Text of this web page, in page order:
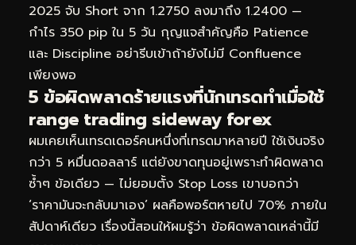
2025 จับ Short จาก 1.2750 ลงมาถึง 1.2400 —
กำไร 350 pip ใน 5 วัน กุญแจสำคัญคือ Patience
และ Discipline อย่ารีบเข้าถ้ายังไม่มี Confluence
เพียงพอ
5 ข้อผิดพลาดร้ายแรงที่นักเทรดทำเมื่อใช้
range trading sideway forex
ผมเคยเห็นเทรดเดอร์คนหนึ่งที่เทรดมาหลายปี ใช้เงินจริง
กว่า 5 หมื่นดอลลาร์ แต่ยังขาดทุนอยู่เพราะทำผิดพลาด
ซ้ำๆ ข้อเดียว — ไม่ยอมตั้ง Stop Loss เขาบอกว่า
‘ราคามันจะกลับมาเอง’ ผลคือพอร์ตหายไป 70% ภายใน
สัปดาห์เดียว เรื่องนี้สอนให้ผมรู้ว่า ข้อผิดพลาดเหล่านี้มี